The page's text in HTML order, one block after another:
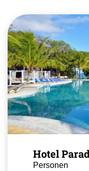
Hotel
Personen